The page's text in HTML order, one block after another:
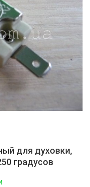
для духовки,
градусов